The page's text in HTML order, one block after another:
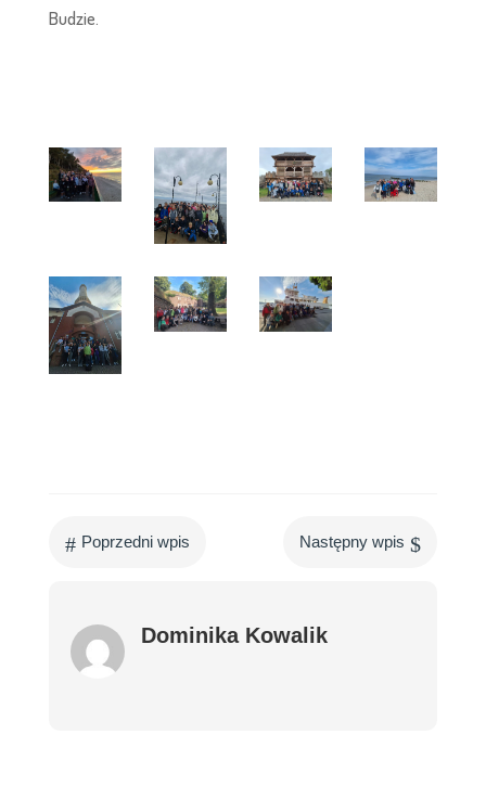
Budzie.
# Poprzedni wpis Następny wpis $
Dominika Kowalik